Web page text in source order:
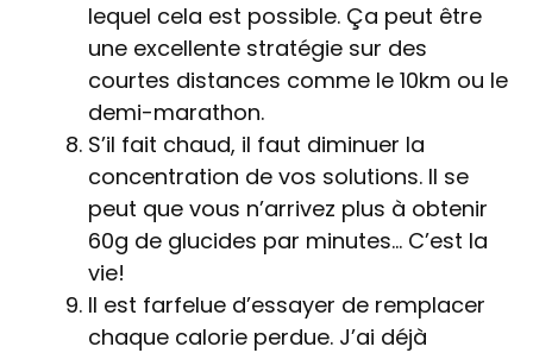
lequel cela est possible. Ça peut être
une excellente stratégie sur des
courtes distances comme le 10km ou le
demi-marathon.
S’il fait chaud, il faut diminuer la
concentration de vos solutions. Il se
peut que vous n’arrivez plus à obtenir
60g de glucides par minutes… C’est la
vie!
Il est farfelue d’essayer de remplacer
chaque calorie perdue. J’ai déjà